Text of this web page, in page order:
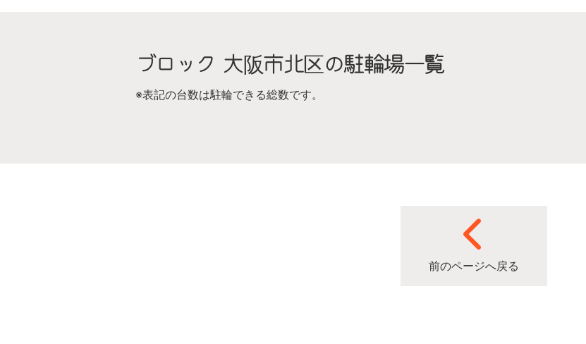
ブロック 大阪市北区の駐輪場一覧
※表記の台数は駐輪できる総数です。
前のページへ戻る